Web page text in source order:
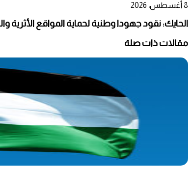
8 أغسطس، 2026
الحايك: نقود جهودا وطنية لحماية المواقع الأثرية
مقالات ذات صلة